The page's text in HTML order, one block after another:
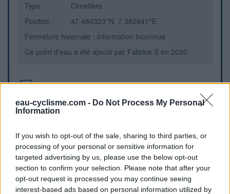
eau-cyclisme.com - Do Not Process My Personal
Information
If you wish to opt-out of the sale, sharing to third parties, or
processing of your personal or sensitive information for
targeted advertising by us, please use the below opt-out
section to confirm your selection. Please note that after your
opt-out request is processed you may continue seeing
interest-based ads based on personal information utilized by
Type :
Cimetière
Position :
47.484323°N, 7.382941°E
Fermeture hivernale : information inconnue
Ce point d'eau a été ajouté par Fabrice S en 2020
Point d eau à l entree principale de l eglise a coté du
Repères visuels